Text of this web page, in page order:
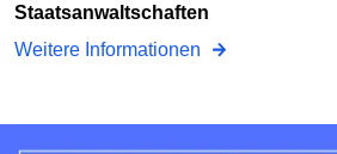
Staatsanwaltschaften
Weitere Informationen